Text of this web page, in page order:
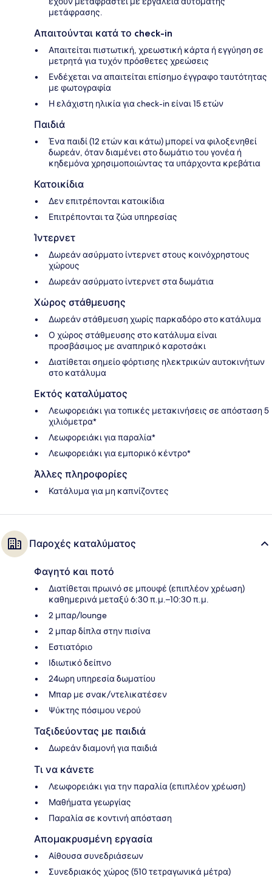
μετάφρασης.
Απαιτούνται κατά το check-in
Απαιτείται πιστωτική, χρεωστική κάρτα ή εγγύηση σε
μετρητά για τυχόν πρόσθετες χρεώσεις
Ενδέχεται να απαιτείται επίσημο έγγραφο ταυτότητας
με φωτογραφία
Η ελάχιστη ηλικία για check-in είναι 15 ετών
Παιδιά
Ένα παιδί (12 ετών και κάτω) μπορεί να φιλοξενηθεί
δωρεάν, όταν διαμένει στο δωμάτιο του γονέα ή
κηδεμόνα χρησιμοποιώντας τα υπάρχοντα κρεβάτια
Κατοικίδια
Δεν επιτρέπονται κατοικίδια
Επιτρέπονται τα ζώα υπηρεσίας
Ίντερνετ
Δωρεάν ασύρματο ίντερνετ στους κοινόχρηστους
χώρους
Δωρεάν ασύρματο ίντερνετ στα δωμάτια
Χώρος στάθμευσης
Δωρεάν στάθμευση χωρίς παρκαδόρο στο κατάλυμα
Ο χώρος στάθμευσης στο κατάλυμα είναι
προσβάσιμος με αναπηρικό καροτσάκι
Διατίθεται σημείο φόρτισης ηλεκτρικών αυτοκινήτων
στο κατάλυμα
Εκτός καταλύματος
Λεωφορειάκι για τοπικές μετακινήσεις σε απόσταση 5
χιλιόμετρα*
Λεωφορειάκι για παραλία*
Λεωφορειάκι για εμπορικό κέντρο*
Άλλες πληροφορίες
Κατάλυμα για μη καπνίζοντες
Παροχές καταλύματος
Φαγητό και ποτό
Διατίθεται πρωινό σε μπουφέ (επιπλέον χρέωση)
καθημερινά μεταξύ 6:30 π.μ.–10:30 π.μ.
2 μπαρ/lounge
2 μπαρ δίπλα στην πισίνα
Εστιατόριο
Ιδιωτικό δείπνο
24ωρη υπηρεσία δωματίου
Μπαρ με σνακ/ντελικατέσεν
Ψύκτης πόσιμου νερού
Ταξιδεύοντας με παιδιά
Δωρεάν διαμονή για παιδιά
Τι να κάνετε
Λεωφορειάκι για την παραλία (επιπλέον χρέωση)
Μαθήματα γεωργίας
Παραλία σε κοντινή απόσταση
Απομακρυσμένη εργασία
Αίθουσα συνεδριάσεων
Συνεδριακός χώρος (510 τετραγωνικά μέτρα)